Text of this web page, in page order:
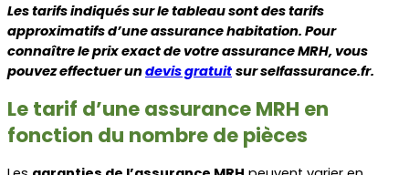
Les tarifs indiqués sur le tableau sont des tarifs
approximatifs d’une assurance habitation. Pour
connaître le prix exact de votre assurance MRH, vous
pouvez effectuer un devis gratuit sur selfassurance.fr.
Le tarif d’une assurance MRH en
fonction du nombre de pièces